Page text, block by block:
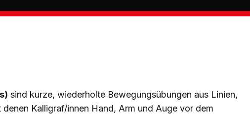
sind kurze, wiederholte Bewegungsübungen aus Linien,
denen Kalligraf/innen Hand, Arm und Auge vor dem